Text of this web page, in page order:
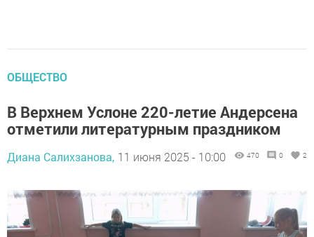
ОБЩЕСТВО
В Верхнем Услоне 220-летие Андерсена
отметили литературным праздником
Диана Салихзанова, 11 июня 2025 - 10:00 470 0 2